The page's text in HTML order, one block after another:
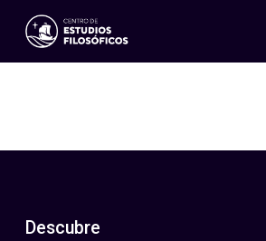
Eventos
ES
EN
Descubre